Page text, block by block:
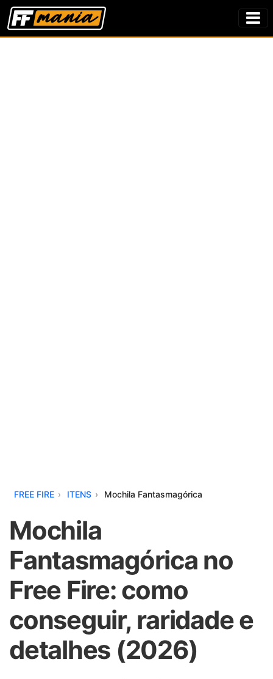
FREE FIRE ITENS Mochila Fantasmagórica
Mochila
Fantasmagórica no
Free Fire: como
conseguir, raridade e
detalhes (2026)